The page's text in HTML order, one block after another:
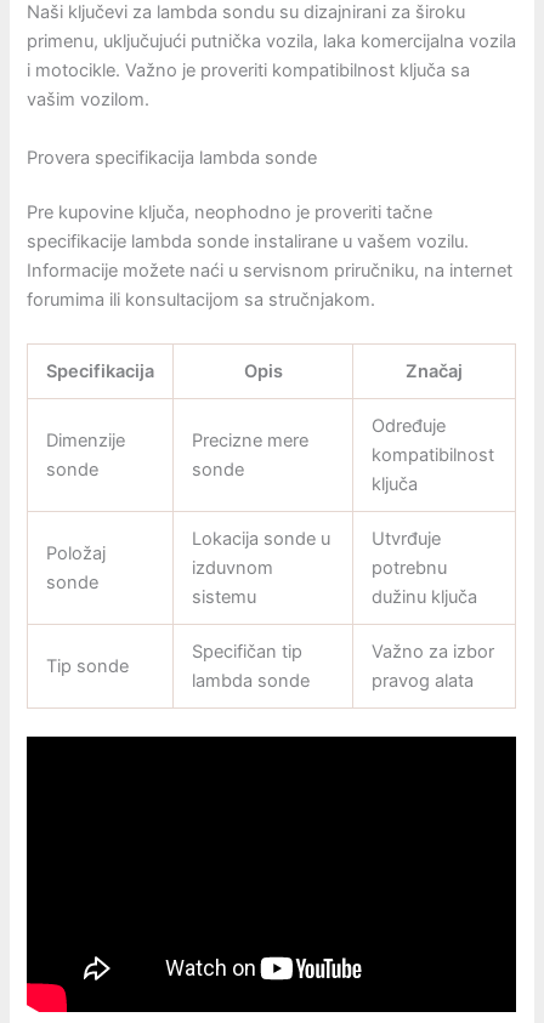
Naši ključevi za lambda sondu su dizajnirani za široku
primenu, uključujući putnička vozila, laka komercijalna vozila
i motocikle. Važno je proveriti kompatibilnost ključa sa
vašim vozilom.
Provera specifikacija lambda sonde
Pre kupovine ključa, neophodno je proveriti tačne
specifikacije lambda sonde instalirane u vašem vozilu.
Informacije možete naći u servisnom priručniku, na internet
forumima ili konsultacijom sa stručnjakom.
Specifikacija Opis Značaj
Dimenzije
sonde
Precizne mere
sonde
Određuje
kompatibilnost
ključa
Položaj
sonde
Lokacija sonde u
izduvnom
sistemu
Utvrđuje
potrebnu
dužinu ključa
Tip sonde
Specifičan tip
lambda sonde
Važno za izbor
pravog alata